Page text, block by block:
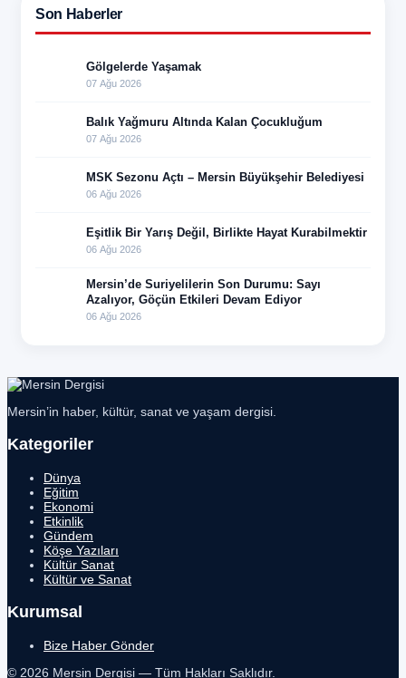
Son Haberler
Gölgelerde Yaşamak
07 Ağu 2026
Balık Yağmuru Altında Kalan Çocukluğum
07 Ağu 2026
MSK Sezonu Açtı – Mersin Büyükşehir Belediyesi
06 Ağu 2026
Eşitlik Bir Yarış Değil, Birlikte Hayat Kurabilmektir
06 Ağu 2026
Mersin’de Suriyelilerin Son Durumu: Sayı
Azalıyor, Göçün Etkileri Devam Ediyor
06 Ağu 2026
Mersin’in haber, kültür, sanat ve yaşam dergisi.
Kategoriler
Dünya
Eğitim
Ekonomi
Etkinlik
Gündem
Köşe Yazıları
Kültür Sanat
Kültür ve Sanat
Kurumsal
Bize Haber Gönder
© 2026 Mersin Dergisi — Tüm Hakları Saklıdır.